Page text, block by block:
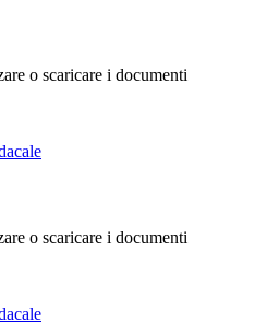
o scaricare i documenti
o scaricare i documenti